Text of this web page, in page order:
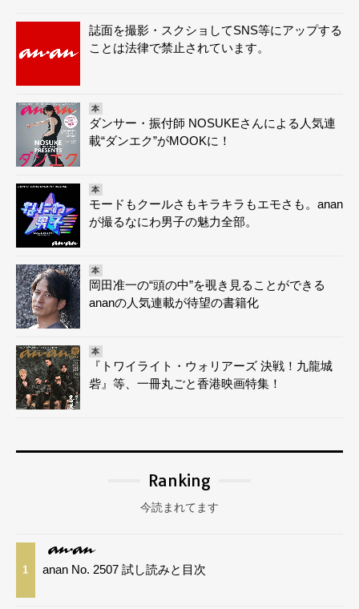
誌面を撮影・スクショしてSNS等にアップする
ことは法律で禁止されています。
本
ダンサー・振付師 NOSUKEさんによる人気連
載“ダンエク”がMOOKに！
本
モードもクールさもキラキラもエモさも。anan
が撮るなにわ男子の魅力全部。
本
岡田准一の“頭の中”を覗き見ることができる
ananの人気連載が待望の書籍化
本
『トワイライト・ウォリアーズ 決戦！九龍城
砦』等、一冊丸ごと香港映画特集！
Ranking
今読まれてます
1 anan No. 2507 試し読みと目次